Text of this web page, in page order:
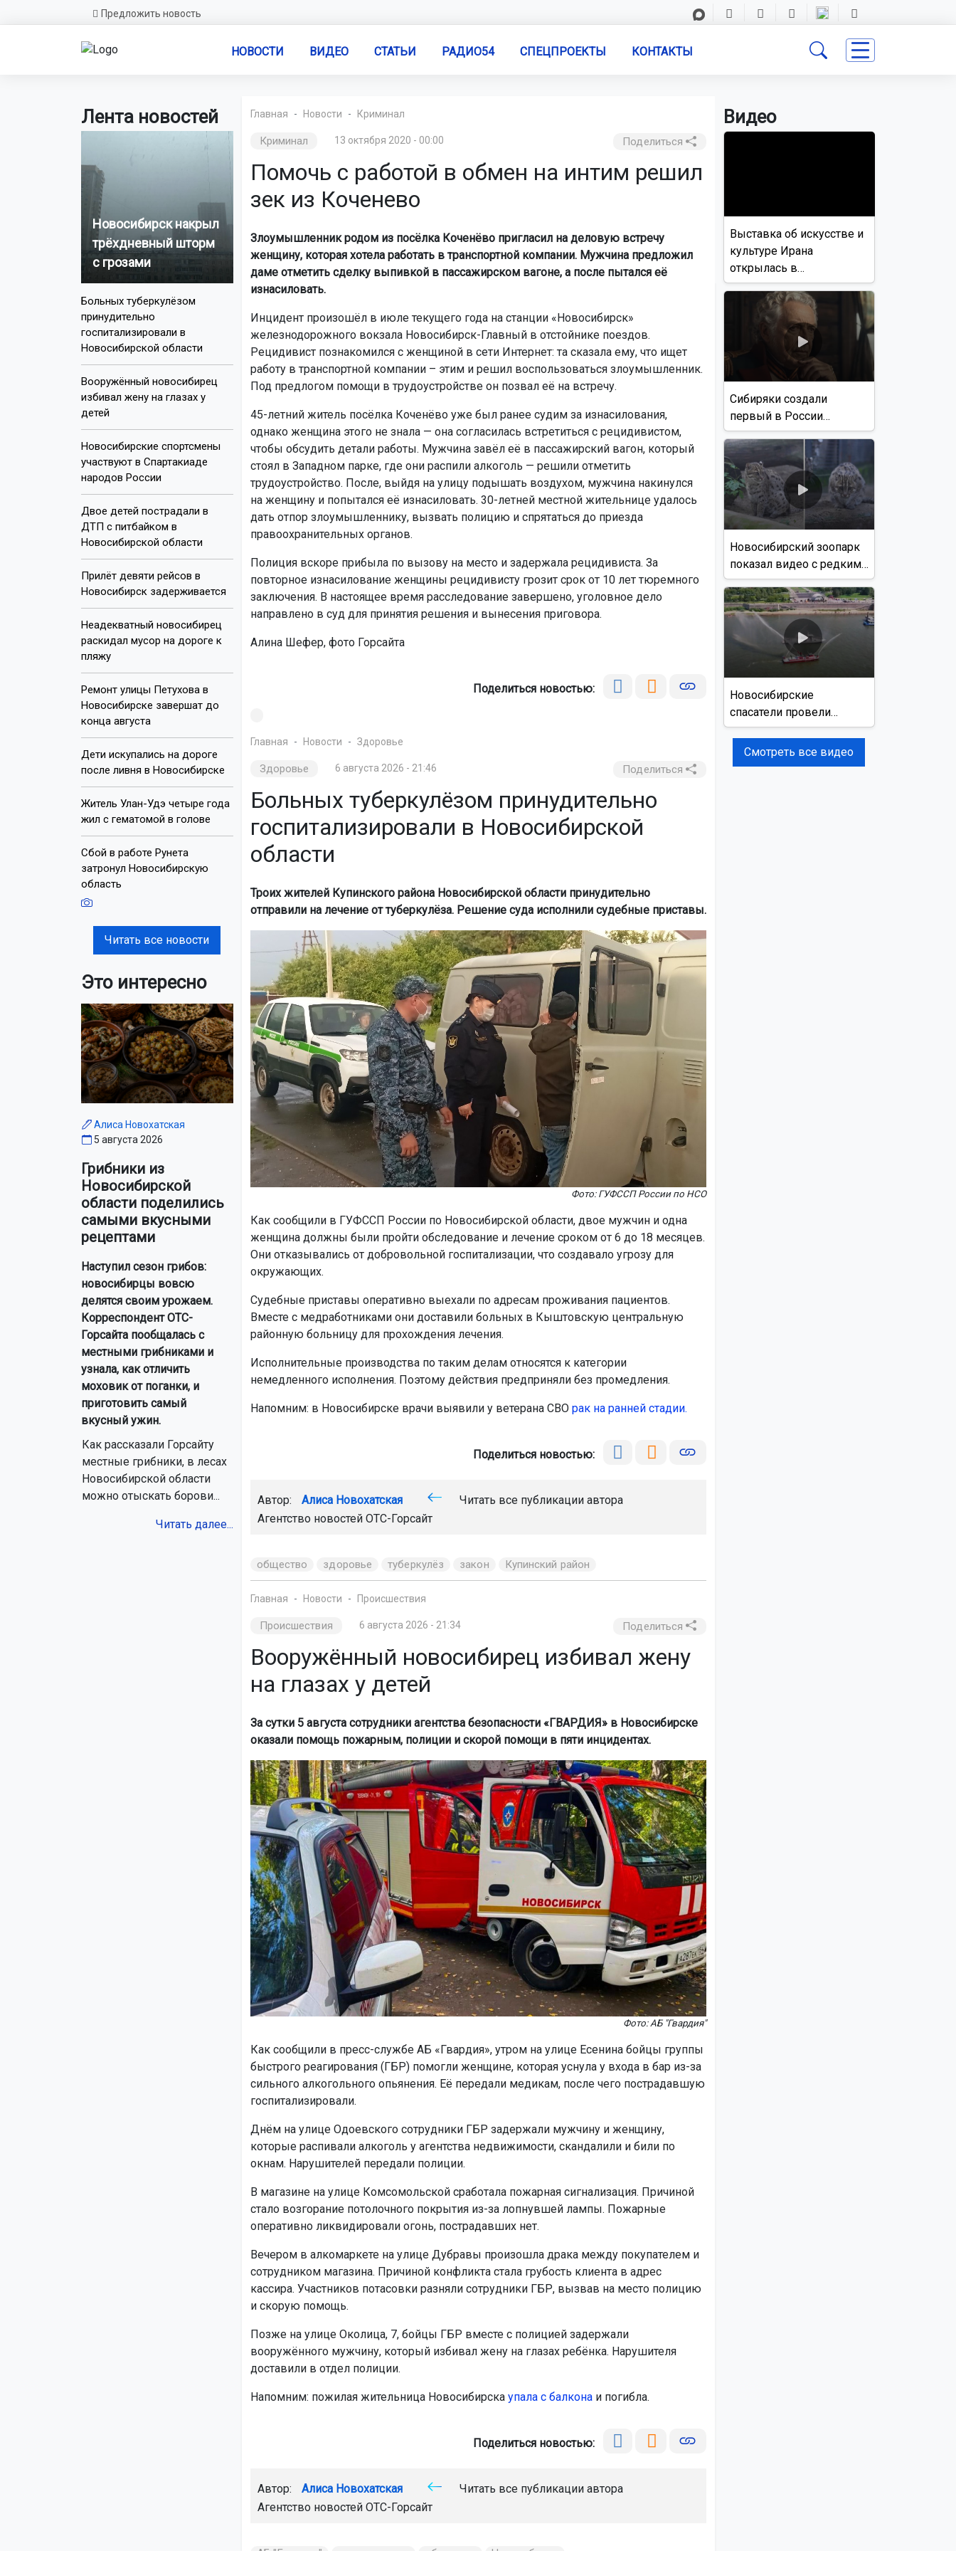
Предложить новость
НОВОСТИ ВИДЕО СТАТЬИ РАДИО54 СПЕЦПРОЕКТЫ КОНТАКТЫ
Лента новостей
Новосибирск накрыл
трёхдневный шторм
с грозами
Больных туберкулёзом
принудительно
госпитализировали в
Новосибирской области
Вооружённый новосибирец
избивал жену на глазах у
детей
Новосибирские спортсмены
участвуют в Спартакиаде
народов России
Двое детей пострадали в
ДТП с питбайком в
Новосибирской области
Прилёт девяти рейсов в
Новосибирск задерживается
Неадекватный новосибирец
раскидал мусор на дороге к
пляжу
Ремонт улицы Петухова в
Новосибирске завершат до
конца августа
Дети искупались на дороге
после ливня в Новосибирске
Житель Улан-Удэ четыре года
жил с гематомой в голове
Сбой в работе Рунета
затронул Новосибирскую
область
Читать все новости
Это интересно
Алиса Новохатская
5 августа 2026
Грибники из
Новосибирской
области поделились
самыми вкусными
рецептами
Наступил сезон грибов:
новосибирцы вовсю
делятся своим урожаем.
Корреспондент ОТС-
Горсайта пообщалась с
местными грибниками и
узнала, как отличить
моховик от поганки, и
приготовить самый
вкусный ужин.
Как рассказали Горсайту
местные грибники, в лесах
Новосибирской области
можно отыскать борови...
Читать далее...
Главная Новости Криминал
Криминал 13 октября 2020 - 00:00 Поделиться
Помочь с работой в обмен на интим решил
зек из Коченево
Злоумышленник родом из посёлка Коченёво пригласил на деловую встречу
женщину, которая хотела работать в транспортной компании. Мужчина предложил
даме отметить сделку выпивкой в пассажирском вагоне, а после пытался её
изнасиловать.
Инцидент произошёл в июле текущего года на станции «Новосибирск»
железнодорожного вокзала Новосибирск-Главный в отстойнике поездов.
Рецидивист познакомился с женщиной в сети Интернет: та сказала ему, что ищет
работу в транспортной компании – этим и решил воспользоваться злоумышленник.
Под предлогом помощи в трудоустройстве он позвал её на встречу.
45-летний житель посёлка Коченёво уже был ранее судим за изнасилования,
однако женщина этого не знала — она согласилась встретиться с рецидивистом,
чтобы обсудить детали работы. Мужчина завёл её в пассажирский вагон, который
стоял в Западном парке, где они распили алкоголь — решили отметить
трудоустройство. После, выйдя на улицу подышать воздухом, мужчина накинулся
на женщину и попытался её изнасиловать. 30-летней местной жительнице удалось
дать отпор злоумышленнику, вызвать полицию и спрятаться до приезда
правоохранительных органов.
Полиция вскоре прибыла по вызову на место и задержала рецидивиста. За
повторное изнасилование женщины рецидивисту грозит срок от 10 лет тюремного
заключения. В настоящее время расследование завершено, уголовное дело
направлено в суд для принятия решения и вынесения приговора.
Алина Шефер, фото Горсайта
Поделиться новостью:
Главная Новости Здоровье
Здоровье 6 августа 2026 - 21:46 Поделиться
Больных туберкулёзом принудительно
госпитализировали в Новосибирской
области
Троих жителей Купинского района Новосибирской области принудительно
отправили на лечение от туберкулёза. Решение суда исполнили судебные приставы.
Фото: ГУФССП России по НСО
Как сообщили в ГУФССП России по Новосибирской области, двое мужчин и одна
женщина должны были пройти обследование и лечение сроком от 6 до 18 месяцев.
Они отказывались от добровольной госпитализации, что создавало угрозу для
окружающих.
Судебные приставы оперативно выехали по адресам проживания пациентов.
Вместе с медработниками они доставили больных в Кыштовскую центральную
районную больницу для прохождения лечения.
Исполнительные производства по таким делам относятся к категории
немедленного исполнения. Поэтому действия предприняли без промедления.
Напомним: в Новосибирске врачи выявили у ветерана СВО рак на ранней стадии.
Поделиться новостью:
Автор: Алиса Новохатская
Читать все публикации автора
Агентство новостей ОТС-Горсайт
общество здоровье туберкулёз закон Купинский район
Главная Новости Происшествия
Происшествия 6 августа 2026 - 21:34 Поделиться
Вооружённый новосибирец избивал жену
на глазах у детей
За сутки 5 августа сотрудники агентства безопасности «ГВАРДИЯ» в Новосибирске
оказали помощь пожарным, полиции и скорой помощи в пяти инцидентах.
Фото: АБ "Гвардия"
Как сообщили в пресс-службе АБ «Гвардия», утром на улице Есенина бойцы группы
быстрого реагирования (ГБР) помогли женщине, которая уснула у входа в бар из-за
сильного алкогольного опьянения. Её передали медикам, после чего пострадавшую
госпитализировали.
Днём на улице Одоевского сотрудники ГБР задержали мужчину и женщину,
которые распивали алкоголь у агентства недвижимости, скандалили и били по
окнам. Нарушителей передали полиции.
В магазине на улице Комсомольской сработала пожарная сигнализация. Причиной
стало возгорание потолочного покрытия из-за лопнувшей лампы. Пожарные
оперативно ликвидировали огонь, пострадавших нет.
Вечером в алкомаркете на улице Дубравы произошла драка между покупателем и
сотрудником магазина. Причиной конфликта стала грубость клиента в адрес
кассира. Участников потасовки разняли сотрудники ГБР, вызвав на место полицию
и скорую помощь.
Позже на улице Околица, 7, бойцы ГБР вместе с полицией задержали
вооружённого мужчину, который избивал жену на глазах ребёнка. Нарушителя
доставили в отдел полиции.
Напомним: пожилая жительница Новосибирска упала с балконаи погибла.
Поделиться новостью:
Автор: Алиса Новохатская
Читать все публикации автора
Агентство новостей ОТС-Горсайт
Видео
Выставка об искусстве и
культуре Ирана
открылась в
Новосибирске
Сибиряки создали
первый в России
документальный фильм
с использованием ИИ
Новосибирский зоопарк
показал видео с редким
виверровым котом
Новосибирские
спасатели провели
учения на реке Обь
Смотреть все видео